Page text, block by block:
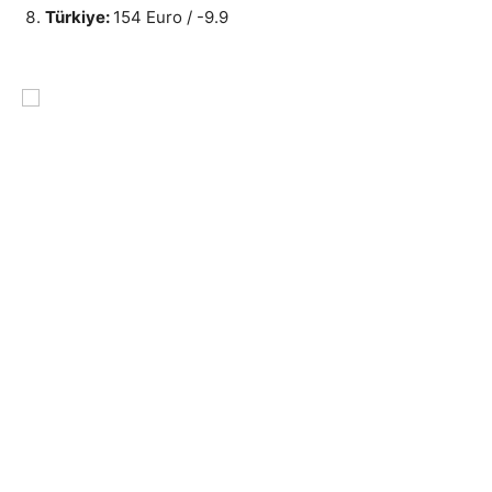
Türkiye: 154 Euro / -9.9